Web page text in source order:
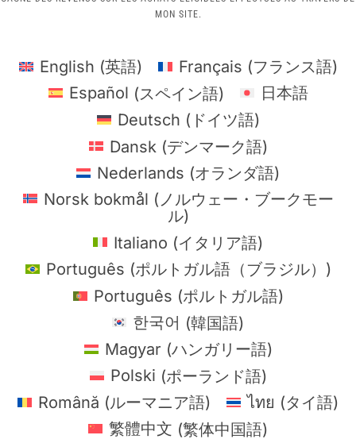
MON SITE.
English (英語) Français (フランス語)
Español (スペイン語)
日本語
Deutsch ( ドイツ語)
Dansk (デンマーク語)
Nederlands (オランダ語)
Norsk bokmål ( ノルウェー・ブークモー
ル)
Italiano (イタリア語)
Português (ポルトガル語（ブラジル） )
Português (ポルトガル語)
한국어 (韓国語)
Magyar (ハンガリー語)
Polski (ポーランド語)
Română (ルーマニア語) ไทย (タイ語)
繁體中文 (繁体中国語)